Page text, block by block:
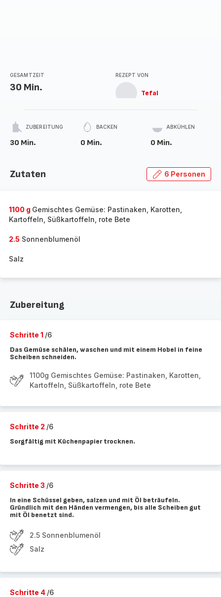
GESAMTZEIT
30 Min.
REZEPT VON
Tefal
ZUBEREITUNG
30 Min.
BACKEN
0 Min.
ABKÜHLEN
0 Min.
Zutaten 6 Personen
1100 g Gemischtes Gemüse: Pastinaken, Karotten,
Kartoffeln, Süßkartoffeln, rote Bete
2.5 Sonnenblumenöl
Salz
Zubereitung
Schritte 1 /6
Das Gemüse schälen, waschen und mit einem Hobel in feine
Scheiben schneiden.
1100g Gemischtes Gemüse: Pastinaken, Karotten,
Kartoffeln, Süßkartoffeln, rote Bete
Schritte 2 /6
Sorgfältig mit Küchenpapier trocknen.
Schritte 3 /6
In eine Schüssel geben, salzen und mit Öl beträufeln.
Gründlich mit den Händen vermengen, bis alle Scheiben gut
mit Öl benetzt sind.
2.5 Sonnenblumenöl
Salz
Schritte 4 /6